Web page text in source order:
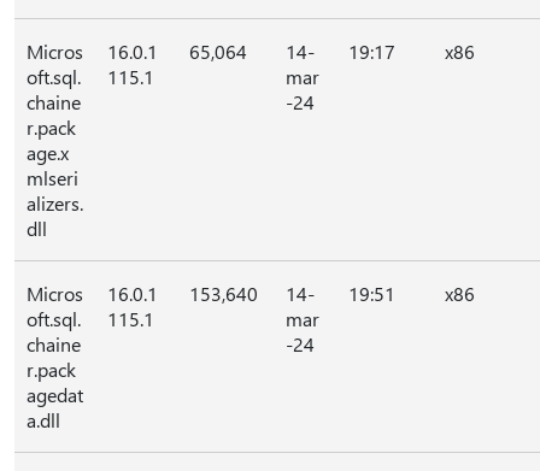
Micros
oft.sql.
chaine
r.pack
age.x
mlseri
alizers.
dll
16.0.1
115.1
65,064
14-
mar
-24
19:17 x86
Micros
oft.sql.
chaine
r.pack
agedat
a.dll
16.0.1
115.1
153,640
14-
mar
-24
19:51 x86